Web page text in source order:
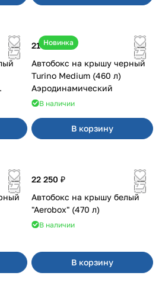
Новинка
21 000 ₽
Автобокс на крышу черный
Turino Medium (460 л)
Аэродинамический
В наличии
В корзину
22 250 ₽
Автобокс на крышу белый
"Aerobox" (470 л)
В наличии
В корзину